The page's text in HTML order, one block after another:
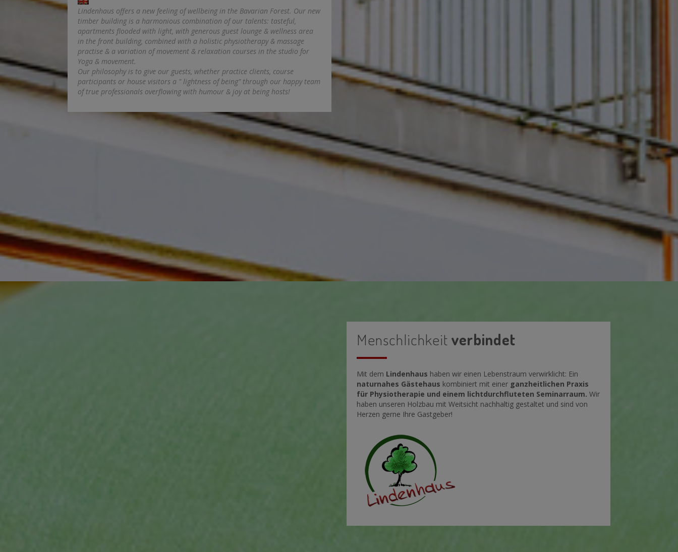
Lindenhaus offers a new feeling of wellbeing in the Bavarian Forest. Our new
timber building is a harmonious combination of our talents: tasteful,
apartments flooded with light, with generous guest lounge & wellness area
in the front building, combined with a holistic physiotherapy & massage
practise & a variation of movement & relaxation courses in the studio for
Yoga & movement.
Our philosophy is to give our guests, whether practice clients, course
participants or house visitors a " lightness of being" through our happy team
of true professionals overflowing with humour & joy at being hosts!
Menschlichkeit verbindet
Mit dem Lindenhaus haben wir einen Lebenstraum verwirklicht: Ein
naturnahes Gästehaus kombiniert mit einer ganzheitlichen Praxis
für Physiotherapie und einem lichtdurchfluteten Seminarraum. Wir
haben unseren Holzbau mit Weitsicht nachhaltig gestaltet und sind von
Herzen gerne Ihre Gastgeber!